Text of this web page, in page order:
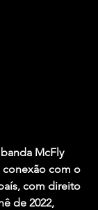
McFly
conexão com o
com direito
de 2022,